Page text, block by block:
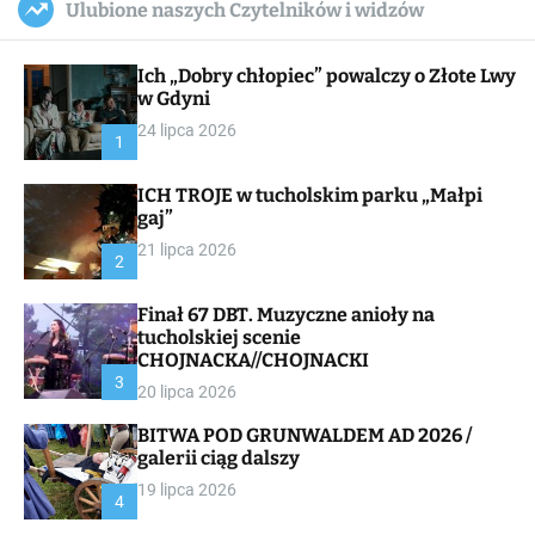
c
a
a
s
W
i
e
l
c
Ulubione naszych Czytelników i widzów
1
Ich „Dobry chłopiec” powalczy o Złote Lwy
w Gdyni
24 lipca 2026
2
ICH TROJE w tucholskim parku „Małpi
gaj”
21 lipca 2026
3
Finał 67 DBT. Muzyczne anioły na
tucholskiej scenie
CHOJNACKA//CHOJNACKI
20 lipca 2026
4
BITWA POD GRUNWALDEM AD 2026 /
galerii ciąg dalszy
19 lipca 2026